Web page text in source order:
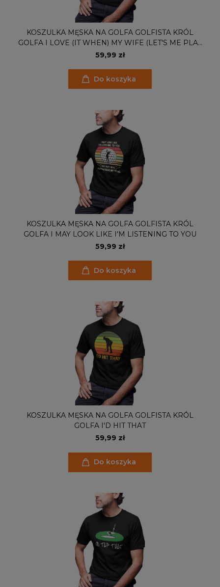
KOSZULKA MĘSKA NA GOLFA GOLFISTA KRÓL
GOLFA I LOVE (IT WHEN) MY WIFE (LET'S ME PLAY
GOLF)
59,99 zł
Do koszyka
KOSZULKA MĘSKA NA GOLFA GOLFISTA KRÓL
GOLFA I MAY LOOK LIKE I'M LISTENING TO YOU
59,99 zł
Do koszyka
KOSZULKA MĘSKA NA GOLFA GOLFISTA KRÓL
GOLFA I'D HIT THAT
59,99 zł
Do koszyka